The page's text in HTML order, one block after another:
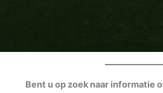
Bent u op zoek naar informatie